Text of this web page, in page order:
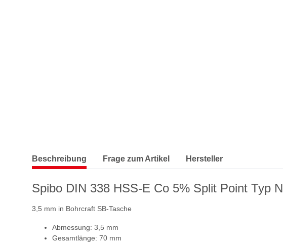
Beschreibung Frage zum Artikel Hersteller
Spibo DIN 338 HSS-E Co 5% Split Point Typ N
3,5 mm in Bohrcraft SB-Tasche
Abmessung: 3,5 mm
Gesamtlänge: 70 mm